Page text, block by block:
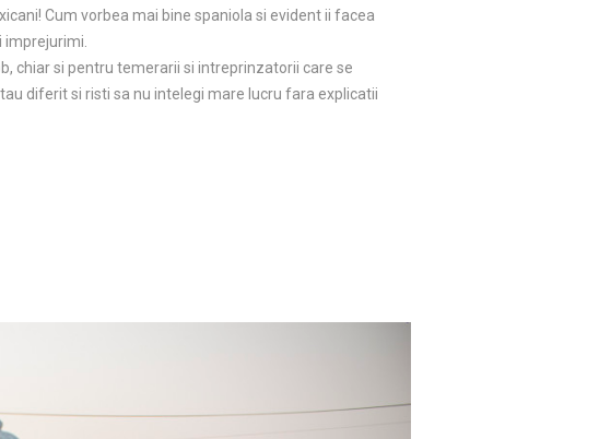
Cum vorbea mai bine spaniola si evident ii facea
chiar si pentru temerarii si intreprinzatorii care se
diferit si risti sa nu intelegi mare lucru fara explicatii